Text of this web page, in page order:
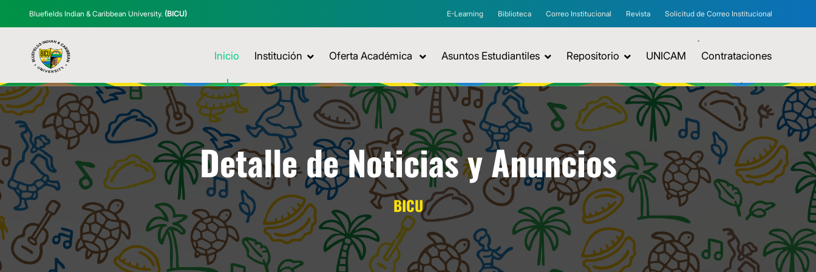
Bluefields Indian & Caribbean University. (BICU) E-Learning Biblioteca Correo Institucional Revista Solicitud de Correo Institucional
Inicio Institución Oferta Académica Asuntos Estudiantiles Repositorio UNICAM Contrataciones
Detalle de Noticias y Anuncios
BICU